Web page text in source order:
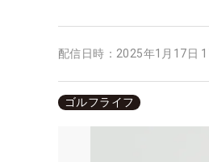
配信日時： 2025年1月17日
ゴルフライフ